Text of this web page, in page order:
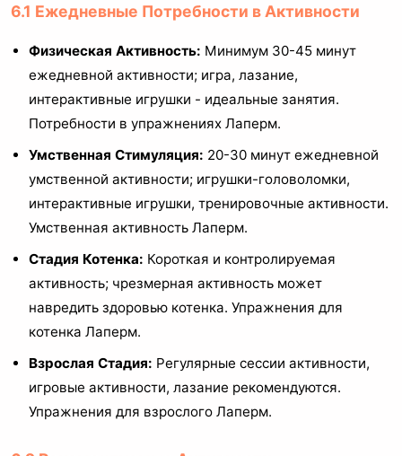
6.1 Ежедневные Потребности в Активности
Физическая Активность: Минимум 30-45 минут
ежедневной активности; игра, лазание,
интерактивные игрушки - идеальные занятия.
Потребности в упражнениях Лаперм.
Умственная Стимуляция: 20-30 минут ежедневной
умственной активности; игрушки-головоломки,
интерактивные игрушки, тренировочные активности.
Умственная активность Лаперм.
Стадия Котенка: Короткая и контролируемая
активность; чрезмерная активность может
навредить здоровью котенка. Упражнения для
котенка Лаперм.
Взрослая Стадия: Регулярные сессии активности,
игровые активности, лазание рекомендуются.
Упражнения для взрослого Лаперм.